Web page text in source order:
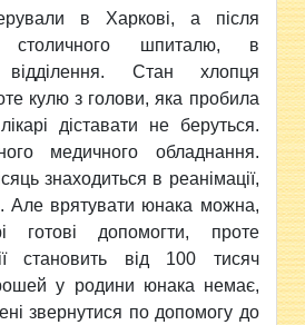
в Харкові, а після
столичного шпиталю, в
відділення. Стан хлопця
кулю з голови, яка пробила
лікарі діставати не беруться.
медичного обладнання.
знаходиться в реанімації,
Але врятувати юнака можна,
готові допомогти, проте
становить від 100 тисяч
у родини юнака немає,
звернутися по допомогу до